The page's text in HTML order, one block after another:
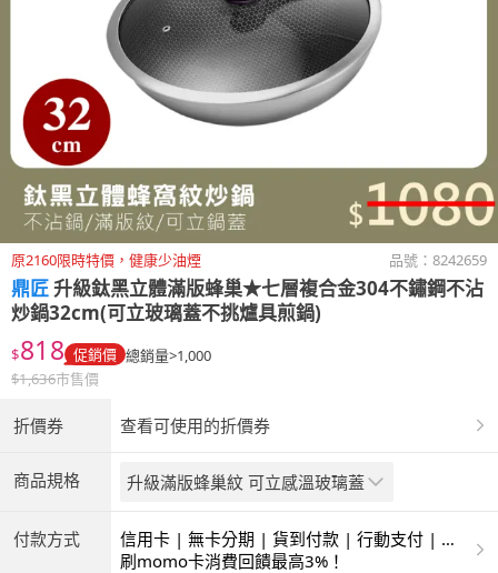
原2160限時特價，健康少油煙 品號： 8242659
鼎匠升級鈦黑立體滿版蜂巢★七層複合金304不鏽鋼不沾
炒鍋32cm(可立玻璃蓋不挑爐具煎鍋)
$818 促銷價 總銷量>1,000
$1,636市售價
折價券 查看可使用的折價券
商品規格 升級滿版蜂巢紋 可立感溫玻璃蓋
付款方式
信用卡 | 無卡分期 | 貨到付款 | 行動支付 | 超
商付款 | ATM | 銀聯卡
刷momo卡消費回饋最高3%！